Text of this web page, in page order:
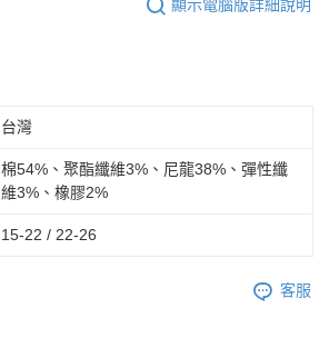
顯示電腦版詳細說明
台灣
棉54%、聚酯纖維3%、尼龍38%、彈性纖
維3%、橡膠2%
15-22 / 22-26
客服